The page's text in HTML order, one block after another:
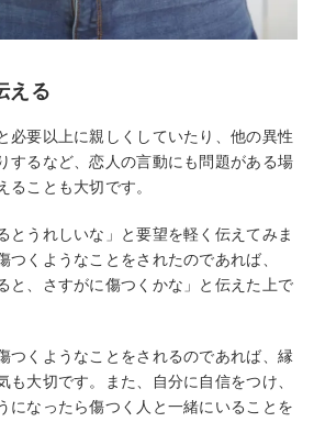
える
必要以上に親しくしていたり、他の異性
するなど、恋人の言動にも問題がある場
ることも大切です。
とうれしいな」と要望を軽く伝えてみま
つくようなことをされたのであれば、
と、さすがに傷つくかな」と伝えた上で
つくようなことをされるのであれば、縁
も大切です。また、自分に自信をつけ、
になったら傷つく人と一緒にいることを